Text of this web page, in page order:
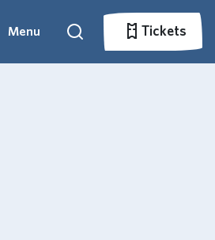
Menu Zoeken Tickets
Tickets